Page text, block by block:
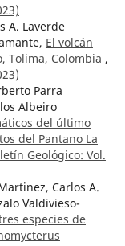
A. Laverde
El volcán
Tolima, Colombia ,
Parra
Albeiro
del último
del Pantano La
Geológico: Vol.
Carlos A.
Valdivieso-
especies de